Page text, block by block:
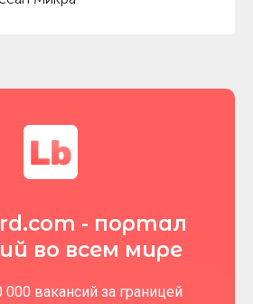
- портал
во всем мире
вакансий за границей